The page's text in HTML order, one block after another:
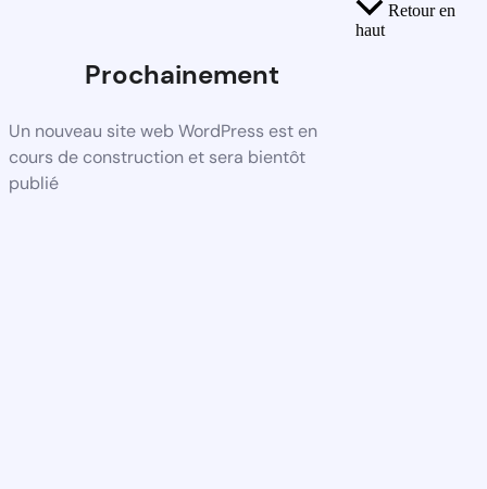
Prochainement
Un nouveau site web WordPress est en
cours de construction et sera bientôt
publié
Retour en
haut